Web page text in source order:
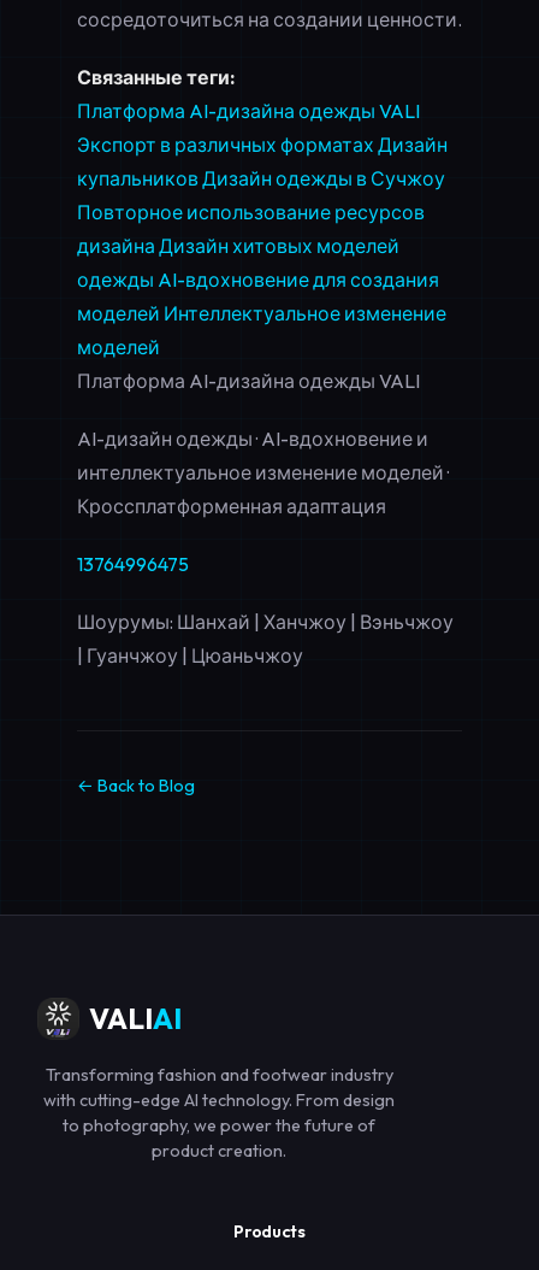
сосредоточиться на создании ценности.
Связанные теги:
Платформа AI-дизайна одежды VALI
Экспорт в различных форматах Дизайн
купальниковДизайн одежды в Сучжоу
Повторное использование ресурсов
дизайна Дизайн хитовых моделей
одежды AI-вдохновение для создания
моделей Интеллектуальное изменение
моделей
Платформа AI-дизайна одежды VALI
AI-дизайн одежды · AI-вдохновение и
интеллектуальное изменение моделей ·
Кроссплатформенная адаптация
13764996475
Шоурумы: Шанхай | Ханчжоу | Вэньчжоу
| Гуанчжоу | Цюаньчжоу
← Back to Blog
VALIAI
Transforming fashion and footwear industry
with cutting-edge AI technology. From design
to photography, we power the future of
product creation.
Products